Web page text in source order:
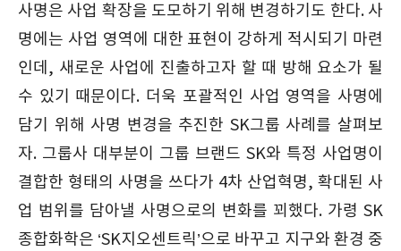
사명은 사업 확장을 도모하기 위해 변경하기도 한다. 사
명에는 사업 영역에 대한 표현이 강하게 적시되기 마련
인데, 새로운 사업에 진출하고자 할 때 방해 요소가 될
수 있기 때문이다. 더욱 포괄적인 사업 영역을 사명에
담기 위해 사명 변경을 추진한 SK그룹 사례를 살펴보
자. 그룹사 대부분이 그룹 브랜드 SK와 특정 사업명이
결합한 형태의 사명을 쓰다가 4차 산업혁명, 확대된 사
업 범위를 담아낼 사명으로의 변화를 꾀했다. 가령 SK
종합화학은 ‘SK지오센트릭’으로 바꾸고 지구와 환경 중